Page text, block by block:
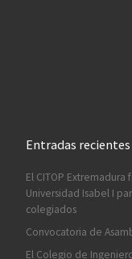
Entradas recientes
El CITOP
Universidad Isabel I
colegiados
Convocatoria de
El Colegio de